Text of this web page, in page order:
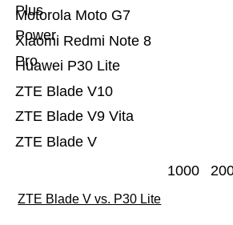
ZTE Blade V
ZTE Blade V9 Vita
ZTE Blade V10
Huawei P30 Lite
Xiaomi Redmi Note 8
Pro
Motorola Moto G7
Power
Plus
1000
ZTE Blade V vs. P30 Lite